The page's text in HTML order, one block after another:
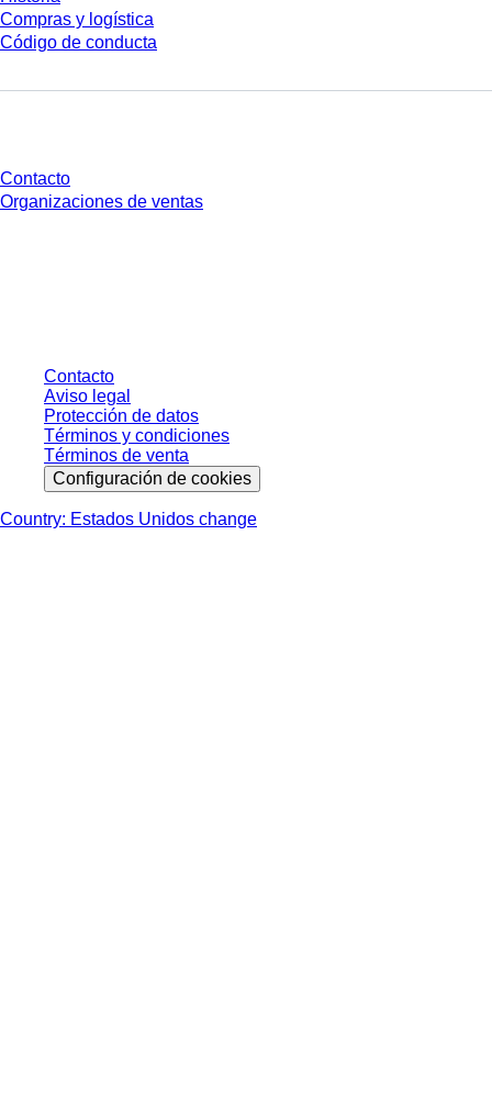
Compras y logística
Código de conducta
Contacto
Organizaciones de ventas
Contacto
Aviso legal
Protección de datos
Términos y condiciones
Términos de venta
Configuración de cookies
Country: Estados Unidos change